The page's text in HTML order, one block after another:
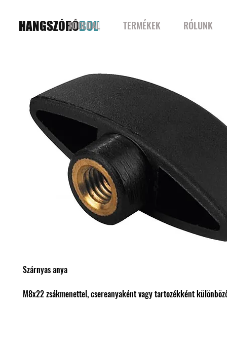
HANGSZÓRÓBOLT
FŐOLDAL TERMÉKEK RÓLUNK
Szárnyas anya
M8x22 zsákmenettel, csereanyaként vagy tartozékként